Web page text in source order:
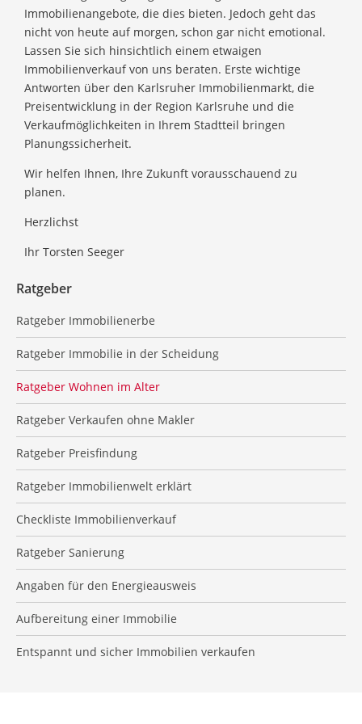
Ratgeber
Ratgeber Immobilienerbe
Ratgeber Immobilie in der Scheidung
Ratgeber Wohnen im Alter
Ratgeber Verkaufen ohne Makler
Ratgeber Preisfindung
Ratgeber Immobilienwelt erklärt
Checkliste Immobilienverkauf
Ratgeber Sanierung
Angaben für den Energieausweis
Aufbereitung einer Immobilie
Entspannt und sicher Immobilien verkaufen
Immobilienangebote, die dies bieten. Jedoch geht das
nicht von heute auf morgen, schon gar nicht emotional.
Lassen Sie sich hinsichtlich einem etwaigen
Immobilienverkauf von uns beraten. Erste wichtige
Antworten über den Karlsruher Immobilienmarkt, die
Preisentwicklung in der Region Karlsruhe und die
Verkaufmöglichkeiten in Ihrem Stadtteil bringen
Planungssicherheit.
Wir helfen Ihnen, Ihre Zukunft vorausschauend zu
planen.
Herzlichst
Ihr Torsten Seeger